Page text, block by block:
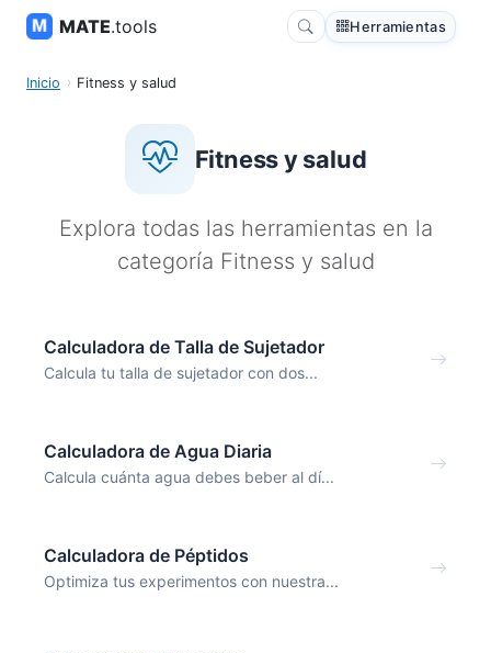
MATE.tools Herramientas
Inicio Fitness y salud
Fitness y salud
Explora todas las herramientas en la
categoría Fitness y salud
Calculadora de Talla de Sujetador
Calcula tu talla de sujetador con dos...
Calculadora de Agua Diaria
Calcula cuánta agua debes beber al dí...
Calculadora de Péptidos
Optimiza tus experimentos con nuestra...